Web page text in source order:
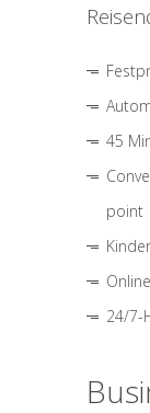
45
point
24/7-